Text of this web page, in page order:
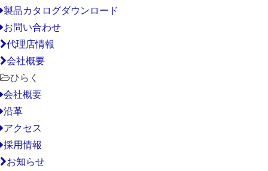
製品カタログダウンロード
お問い合わせ
代理店情報
会社概要
ひらく
会社概要
沿革
アクセス
採用情報
お知らせ